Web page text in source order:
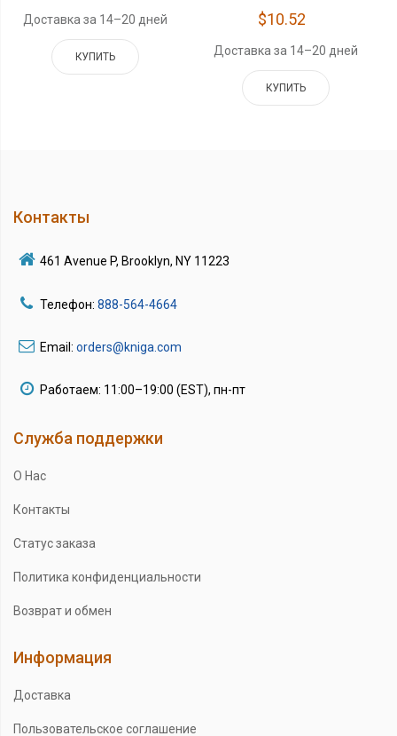
Доставка за 14–20 дней
КУПИТЬ
$10.52
Доставка за 14–20 дней
КУПИТЬ
Контакты
461 Avenue P, Brooklyn, NY 11223
Телефон: 888-564-4664
Email: orders@kniga.com
Работаем: 11:00–19:00 (EST), пн-пт
Служба поддержки
О Нас
Контакты
Статус заказа
Политика конфиденциальности
Возврат и обмен
Информация
Доставка
Пользовательское соглашение